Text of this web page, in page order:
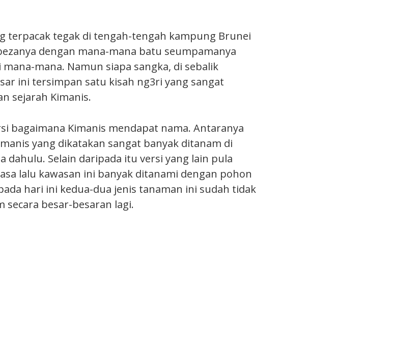
terpacak tegak di tengah-tengah kampung Brunei
dengan mana-mana batu seumpamanya
mana. Namun siapa sangka, di sebalik
ini tersimpan satu kisah ng3ri yang sangat
sejarah Kimanis.
bagaimana Kimanis mendapat nama. Antaranya
yang dikatakan sangat banyak ditanam di
dahulu. Selain daripada itu versi yang lain pula
lalu kawasan ini banyak ditanami dengan pohon
hari ini kedua-dua jenis tanaman ini sudah tidak
besar-besaran lagi.